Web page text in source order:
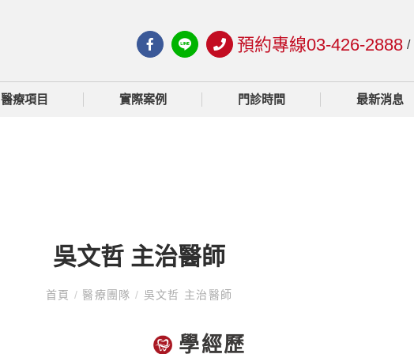
預約專線03-426-2888 /
醫療項目 實際案例 門診時間 最新消息
吳文哲 主治醫師
首頁 / 醫療團隊 / 吳文哲 主治醫師
學經歷